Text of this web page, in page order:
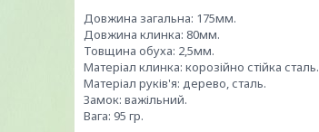
Довжина загальна: 175мм.
Довжина клинка: 80мм.
Товщина обуха: 2,5мм.
Матеріал клинка: корозійно стійка сталь.
Матеріал руків'я: дерево, сталь.
Замок: важільний.
Вага: 95 гр.